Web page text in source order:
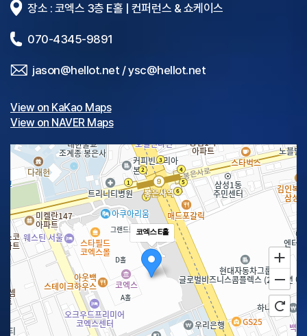
장소 : 코엑스 3층 E홀 | 컨퍼런스 & 쇼케이스
070-4345-9891
jason@hellot.net /ysc@hellot.net
View on KaKao Maps
View on NAVER Maps
코엑스 E홀